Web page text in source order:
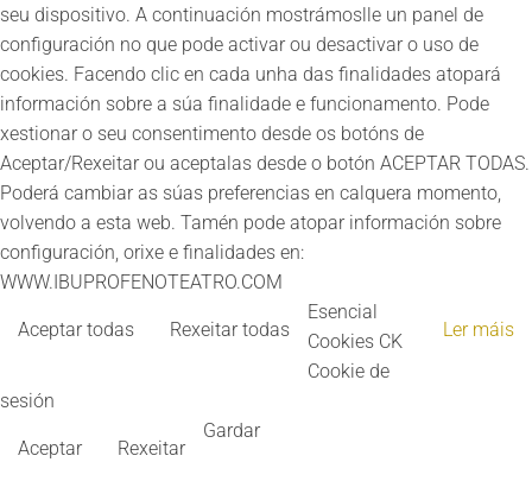
seu dispositivo. A continuación mostrámoslle un panel de
configuración no que pode activar ou desactivar o uso de
cookies. Facendo clic en cada unha das finalidades atopará
información sobre a súa finalidade e funcionamento. Pode
xestionar o seu consentimento desde os botóns de
Aceptar/Rexeitar ou aceptalas desde o botón ACEPTAR TODAS.
Poderá cambiar as súas preferencias en calquera momento,
volvendo a esta web. Tamén pode atopar información sobre
configuración, orixe e finalidades en:
WWW.IBUPROFENOTEATRO.COM
Aceptar todas Rexeitar todas Ler máis
Esencial
Cookies CK
Cookie de
sesión
Aceptar Rexeitar
Gardar